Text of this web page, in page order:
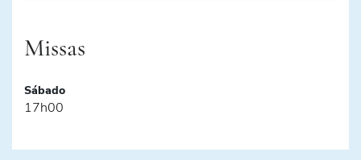
Missas
Sábado
17h00